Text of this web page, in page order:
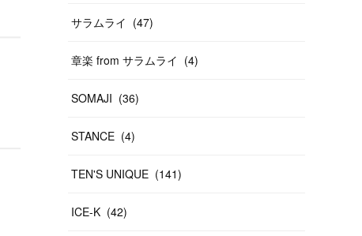
サラムライ (47)
章楽 from サラムライ (4)
SOMAJI (36)
STANCE (4)
TEN'S UNIQUE (141)
ICE-K (42)